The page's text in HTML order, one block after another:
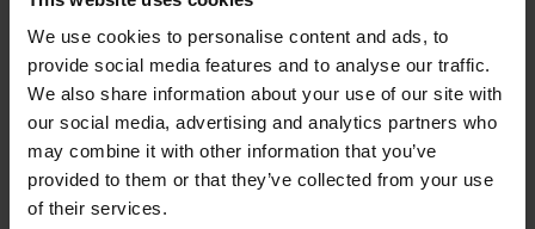
We use cookies to personalise content and ads, to
provide social media features and to analyse our traffic.
We also share information about your use of our site with
our social media, advertising and analytics partners who
may combine it with other information that you’ve
provided to them or that they’ve collected from your use
of their services.
219 kr
142 anmeldelser
Transportstøtte Fork Saver